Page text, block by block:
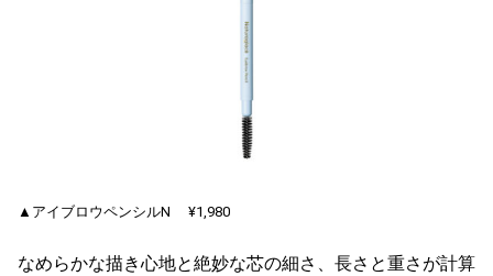
▲アイブロウペンシルN ¥1,980
なめらかな描き心地と絶妙な芯の細さ、長さと重さが計算